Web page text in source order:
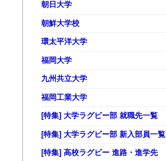
朝日大学
朝鮮大学校
環太平洋大学
福岡大学
九州共立大学
福岡工業大学
[特集] 大学ラグビー部 就職先一覧
[特集] 大学ラグビー部 新入部員一覧
[特集] 高校ラグビー 進路・進学先